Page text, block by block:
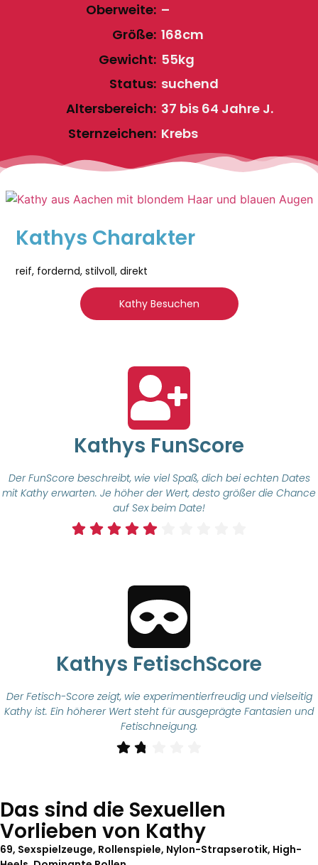
Oberweite: –
Größe: 168cm
Gewicht: 55kg
Status: suchend
Altersbereich: 37 bis 64 Jahre J.
Sternzeichen: Krebs
Kathys Charakter
reif, fordernd, stilvoll, direkt
Kathy Besuchen
Kathys FunScore
Der FunScore beschreibt, wie viel Spaß, dich bei echten Dates
mit Kathy erwarten. Je höher der Wert, desto größer die Chance
auf Sex beim Date!
Kathys FetischScore
Der Fetisch-Score zeigt, wie experimentierfreudig und vielseitig
Kathy ist. Ein höherer Wert steht für ausgeprägte Fantasien und
Fetischneigung.
Das sind die Sexuellen
Vorlieben von Kathy
69, Sexspielzeuge, Rollenspiele, Nylon-Strapserotik, High-